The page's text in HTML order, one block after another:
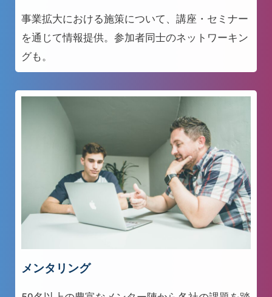
事業拡大における施策について、講座・セミナー
を通じて情報提供。参加者同士のネットワーキン
グも。
メンタリング